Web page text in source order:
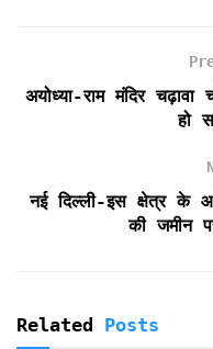
k
p
अयोध्या-राम मंदिर
हो
नई दिल्ली-इस क्षेत्र के
की जमीन
Related Posts